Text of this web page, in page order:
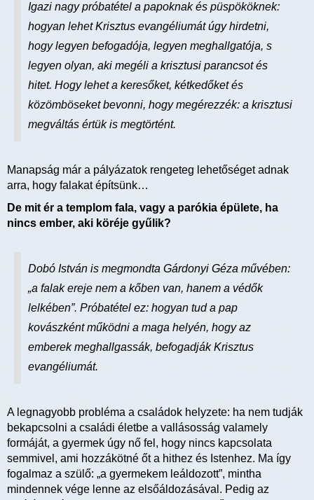
Igazi nagy próbatétel a papoknak és püspököknek:
hogyan lehet Krisztus evangéliumát úgy hirdetni,
hogy legyen befogadója, legyen meghallgatója, s
legyen olyan, aki megéli a krisztusi parancsot és
hitet. Hogy lehet a keresőket, kétkedőket és
közömböseket bevonni, hogy megérezzék: a krisztusi
megváltás értük is megtörtént.
Manapság már a pályázatok rengeteg lehetőséget adnak
arra, hogy falakat építsünk…
De mit ér a templom fala, vagy a parókia épülete, ha
nincs ember, aki köréje gyűlik?
Dobó István is megmondta Gárdonyi Géza művében:
„a falak ereje nem a kőben van, hanem a védők
lelkében”. Próbatétel ez: hogyan tud a pap
kovászként működni a maga helyén, hogy az
emberek meghallgassák, befogadják Krisztus
evangéliumát.
A legnagyobb probléma a családok helyzete: ha nem tudják
bekapcsolni a családi életbe a vallásosság valamely
formáját, a gyermek úgy nő fel, hogy nincs kapcsolata
semmivel, ami hozzákötné őt a hithez és Istenhez. Ma így
fogalmaz a szülő: „a gyermekem leáldozott”, mintha
mindennek vége lenne az elsőáldozásával. Pedig az